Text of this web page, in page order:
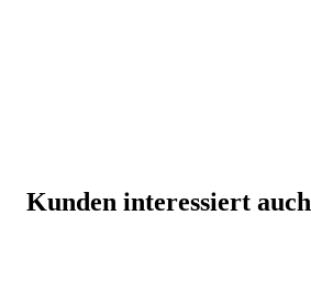
Kunden interessiert auch